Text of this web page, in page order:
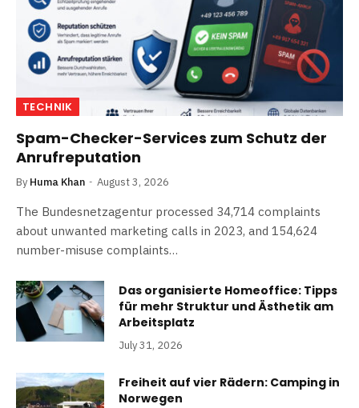
TECHNIK
Spam-Checker-Services zum Schutz der
Anrufreputation
By Huma Khan August 3, 2026
The Bundesnetzagentur processed 34,714 complaints
about unwanted marketing calls in 2023, and 154,624
number-misuse complaints…
Das organisierte Homeoffice: Tipps
für mehr Struktur und Ästhetik am
Arbeitsplatz
July 31, 2026
Freiheit auf vier Rädern: Camping in
Norwegen